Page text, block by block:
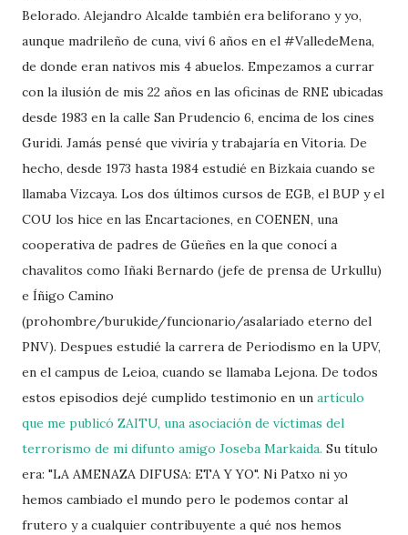
Belorado. Alejandro Alcalde también era beliforano y yo,
aunque madrileño de cuna, viví 6 años en el #ValledeMena,
de donde eran nativos mis 4 abuelos. Empezamos a currar
con la ilusión de mis 22 años en las oficinas de RNE ubicadas
desde 1983 en la calle San Prudencio 6, encima de los cines
Guridi. Jamás pensé que viviría y trabajaría en Vitoria. De
hecho, desde 1973 hasta 1984 estudié en Bizkaia cuando se
llamaba Vizcaya. Los dos últimos cursos de EGB, el BUP y el
COU los hice en las Encartaciones, en COENEN, una
cooperativa de padres de Güeñes en la que conocí a
chavalitos como Iñaki Bernardo (jefe de prensa de Urkullu)
e Íñigo Camino
(prohombre/burukide/funcionario/asalariado eterno del
PNV). Despues estudié la carrera de Periodismo en la UPV,
en el campus de Leioa, cuando se llamaba Lejona. De todos
estos episodios dejé cumplido testimonio en un artículo
que me publicó ZAITU, una asociación de víctimas del
terrorismo de mi difunto amigo Joseba Markaida. Su título
era: "LA AMENAZA DIFUSA: ETA Y YO". Ni Patxo ni yo
hemos cambiado el mundo pero le podemos contar al
frutero y a cualquier contribuyente a qué nos hemos